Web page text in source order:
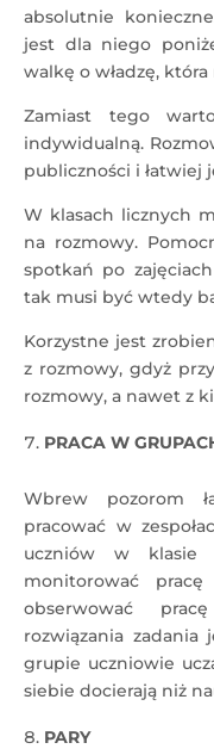
absolutnie
jest dla niego
walkę o władzę,
Zamiast tego
indywidualną.
publiczności i łatwiej
W klasach licznych
na rozmowy.
spotkań po
tak musi być wtedy
Korzystne jest
z rozmowy, gdyż
rozmowy, a nawet z
PRACA W
Wbrew pozorom
pracować w
uczniów w
monitorować
obserwować
rozwiązania zadania
grupie uczniowie
siebie docierają niż
PARY